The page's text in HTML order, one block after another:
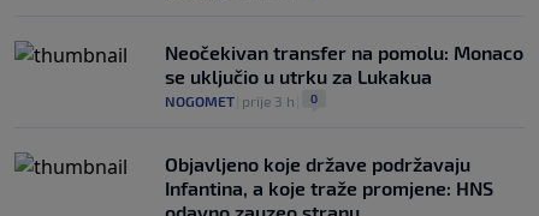
Neočekivan transfer na pomolu: Monaco
se uključio u utrku za Lukakua
NOGOMET prije 3 h 0
Objavljeno koje države podržavaju
Infantina, a koje traže promjene: HNS